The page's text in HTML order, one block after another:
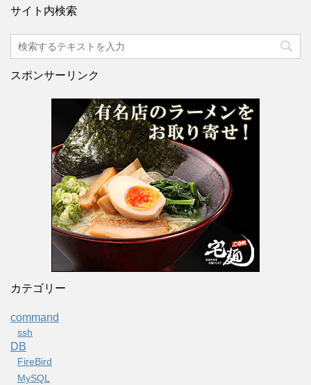
サイト内検索
スポンサーリンク
カテゴリー
command
ssh
DB
FireBird
MySQL